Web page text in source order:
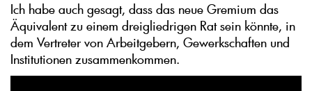
Ich habe auch gesagt, dass das neue Gremium das
Äquivalent zu einem dreigliedrigen Rat sein könnte, in
dem Vertreter von Arbeitgebern, Gewerkschaften und
Institutionen zusammenkommen.